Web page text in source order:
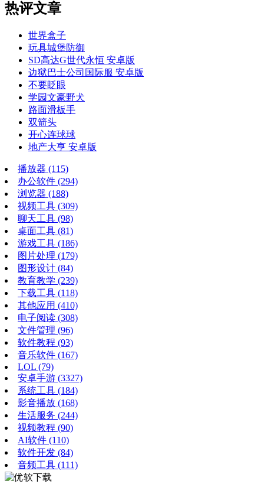
热评文章
世界盒子
玩具城堡防御
SD高达G世代永恒 安卓版
边狱巴士公司国际服 安卓版
不要眨眼
学园文豪野犬
路面滑板手
双箭头
开心连球球
地产大亨 安卓版
播放器 (115)
办公软件 (294)
浏览器 (188)
视频工具 (309)
聊天工具 (98)
桌面工具 (81)
游戏工具 (186)
图片处理 (179)
图形设计 (84)
教育教学 (239)
下载工具 (118)
其他应用 (410)
电子阅读 (308)
文件管理 (96)
软件教程 (93)
音乐软件 (167)
LOL (79)
安卓手游 (3327)
系统工具 (184)
影音播放 (168)
生活服务 (244)
视频教程 (90)
AI软件 (110)
软件开发 (84)
音频工具 (111)